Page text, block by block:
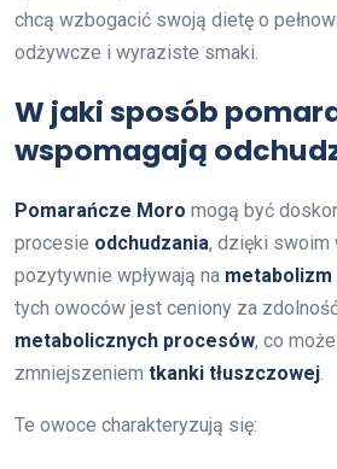
chcą wzbogacić swoją dietę o
odżywcze i wyraziste smaki.
W jaki sposób
wspomagają
Pomarańcze Moro mogą być
procesie odchudzania, dzięki swoim
pozytywnie wpływają na metabolizm
tych owoców jest ceniony za
metabolicznych procesów, co
zmniejszeniem tkanki tłuszczowej.
Te owoce charakteryzują się: